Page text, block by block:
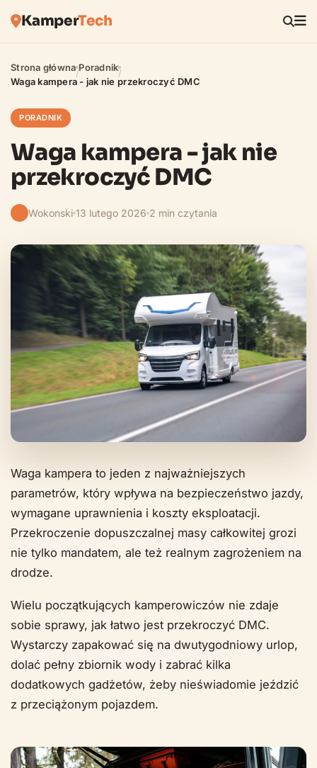
KamperTech
Strona główna/Poradnik/
Waga kampera - jak nie przekroczyć DMC
PORADNIK
Waga kampera - jak nie
przekroczyć DMC
Wokonski 13 lutego 2026 2 min czytania
Waga kampera to jeden z najważniejszych
parametrów, który wpływa na bezpieczeństwo jazdy,
wymagane uprawnienia i koszty eksploatacji.
Przekroczenie dopuszczalnej masy całkowitej grozi
nie tylko mandatem, ale też realnym zagrożeniem na
drodze.
Wielu początkujących kamperowiczów nie zdaje
sobie sprawy, jak łatwo jest przekroczyć DMC.
Wystarczy zapakować się na dwutygodniowy urlop,
dolać pełny zbiornik wody i zabrać kilka
dodatkowych gadżetów, żeby nieświadomie jeździć
z przeciążonym pojazdem.